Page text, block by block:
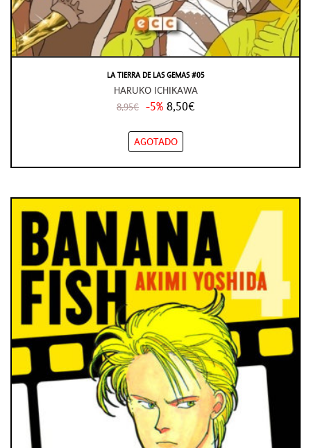
LA TIERRA DE LAS GEMAS #05
HARUKO ICHIKAWA
8,95€ -5% 8,50€
AGOTADO